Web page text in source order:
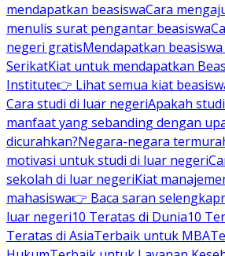
mendapatkan beasiswaCara
menulis surat pengantar beasiswa
negeri gratisMendapatkan
SerikatKiat untuk mendapatkan
Institute👉 Lihat semua kiat
Cara studi di luar negeriApakah
manfaat yang sebanding dengan
dicurahkan?Negara-negara
motivasi untuk studi di luar negeri
sekolah di luar negeriKiat
mahasiswa👉 Baca saran
luar negeri10 Teratas di Dunia10
Teratas di AsiaTerbaik untuk MBA